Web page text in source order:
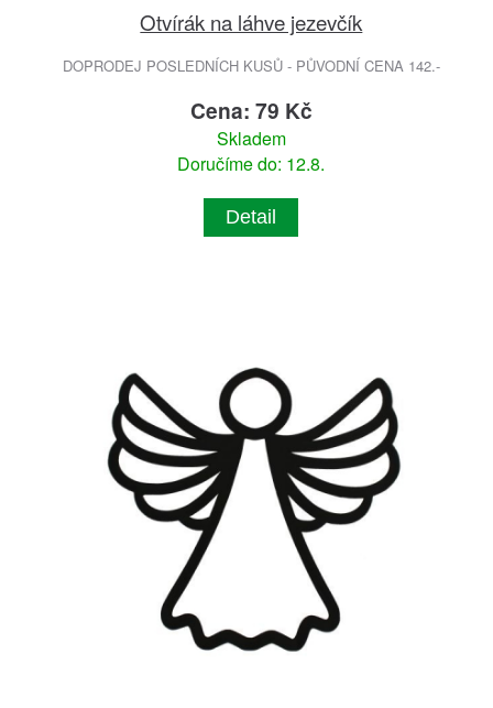
Otvírák na láhve jezevčík
DOPRODEJ POSLEDNÍCH KUSŮ - PŮVODNÍ CENA 142.-
Cena: 79 Kč
Skladem
Doručíme do: 12.8.
Detail